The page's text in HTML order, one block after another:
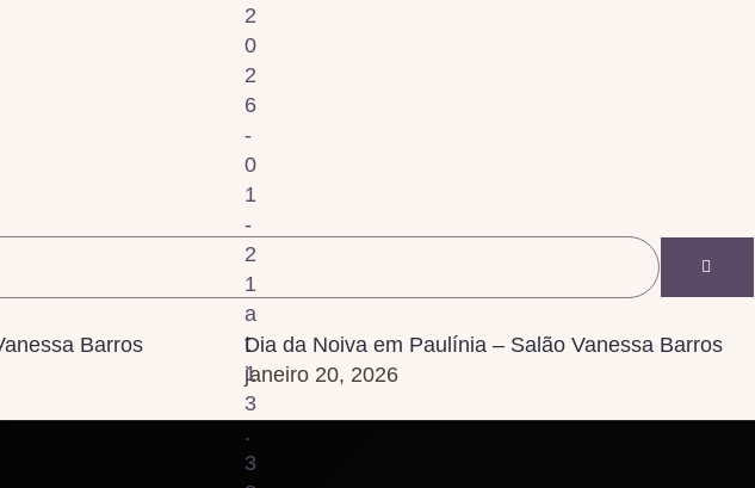
Barros
Dia da Noiva em Paulínia – Salão Vanessa Barros
janeiro 20, 2026